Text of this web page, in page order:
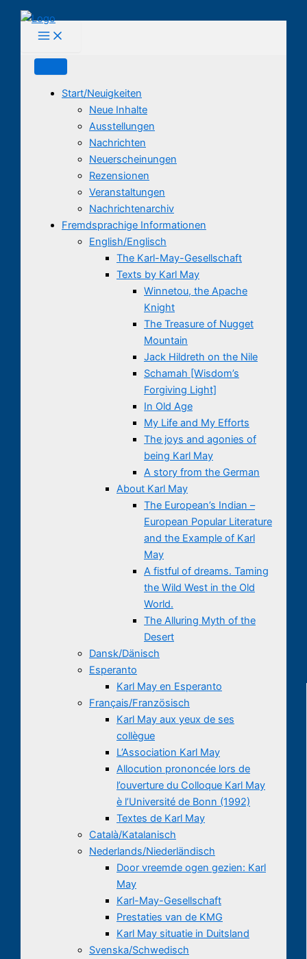
Inhalt
springen
Start/Neuigkeiten
Neue Inhalte
Ausstellungen
Nachrichten
Neuerscheinungen
Rezensionen
Veranstaltungen
Nachrichtenarchiv
Fremdsprachige Informationen
English/Englisch
The Karl-May-Gesellschaft
Texts by Karl May
Winnetou, the Apache
Knight
The Treasure of Nugget
Mountain
Jack Hildreth on the Nile
Schamah [Wisdom’s
Forgiving Light]
In Old Age
My Life and My Efforts
The joys and agonies of
being Karl May
A story from the German
About Karl May
The European’s Indian –
European Popular Literature
and the Example of Karl
May
A fistful of dreams. Taming
the Wild West in the Old
World.
The Alluring Myth of the
Desert
Dansk/Dänisch
Esperanto
Karl May en Esperanto
Français/Französisch
Karl May aux yeux de ses
collègue
L’Association Karl May
Allocution prononcée lors de
l’ouverture du Colloque Karl May
è l’Université de Bonn (1992)
Textes de Karl May
Català/Katalanisch
Nederlands/Niederländisch
Door vreemde ogen gezien: Karl
May
Karl-May-Gesellschaft
Prestaties van de KMG
Karl May situatie in Duitsland
Svenska/Schwedisch